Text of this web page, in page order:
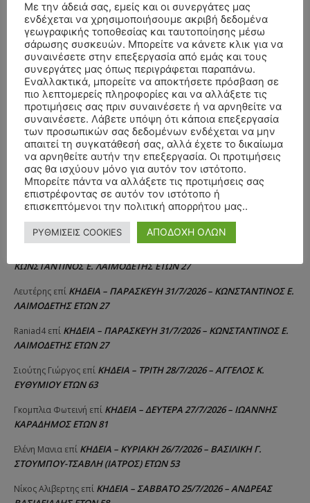
ΣΥΛΛΥΠΗΤΗΡΙΑ ΜΗΝΥΜΑΤΑ
ΠΑΝΑΓΙΩΤΗΣ IΩΑΚΕΙΜΙΔΗΣεπίΚΗΔΕΙΑ – ΔΕΥΤΕΡΑ 3/8/2026 –
ΣΠΥΡΙΔΟΥΛΑ Γ. ΣΕΪΤΑΝΙΔΟΥ ΕΤΩΝ 91
Αγγελική ΘωμουεπίΚΗΔΕΙΑ – ΔΕΥΤΕΡΑ 3/8/2026 – ΔΗΜΗΤΡΙΟΣ Σ.
ΤΣΙΛΙΚΗΣ ΕΤΩΝ 79
ΚΩΝΣΤΑΝΤΙΝΟΣ Ε. ΛΑΙΜΟΔΕΤΗΣ ΕΤΩΝ 27
Λευτέρης επί ΚΗΔΕΙΑ – ΠΑΡΑΣΚΕΥΗ 31/7/2026 – ΚΩΝΣΤΑΝΤΙΝΟΣ Ε.
ΛΑΙΜΟΔΕΤΗΣ ΕΤΩΝ 27
Raniad4 επί ΚΗΔΕΙΑ – ΠΑΡΑΣΚΕΥΗ 31/7/2026 – ΚΩΝΣΤΑΝΤΙΝΟΣ Ε.
ΛΑΙΜΟΔΕΤΗΣ ΕΤΩΝ 27
Σιούτης Γιώργος επί ΚΗΔΕΙΑ – ΤΡΙΤΗ 28/7/2026 – ΑΓΓΕΛΟΣ Κ.
ΕΥΘΥΜΙΟΥ ΕΤΩΝ 63
Γκομπλια Φωτεινή επί ΚΗΔΕΙΑ – ΔΕΥΤΕΡΑ 27/7/2026 – ΙΩΑΝΝΗΣ
ΚΑΡΑΔΗΜΟΣ ΕΤΩΝ 81
Ελένη Μανια επί ΚΗΔΕΙΑ – ΚΥΡΙΑΚΗ 26/7/2026 – ΒΑΣΙΛΙΚΗ Γ.
ΣΤΟΥΜΠΟΥ-ΤΣΑΒΛΗ (ΙΑΤΡΟΣ) ΕΤΩΝ 53
Νίκος Αλιβερτης επί ΚΗΔΕΙΑ – ΣΑΒΒΑΤΟ 25/7/2026 – ΑΝΔΡΕΑΣ
Με την άδειά σας, εμείς και οι συνεργάτες μας
ενδέχεται να χρησιμοποιήσουμε ακριβή δεδομένα
γεωγραφικής τοποθεσίας και ταυτοποίησης μέσω
σάρωσης συσκευών. Μπορείτε να κάνετε κλικ για να
συναινέσετε στην επεξεργασία από εμάς και τους
συνεργάτες μας όπως περιγράφεται παραπάνω.
Εναλλακτικά, μπορείτε να αποκτήσετε πρόσβαση σε
πιο λεπτομερείς πληροφορίες και να αλλάξετε τις
προτιμήσεις σας πριν συναινέσετε ή να αρνηθείτε να
συναινέσετε. Λάβετε υπόψη ότι κάποια επεξεργασία
των προσωπικών σας δεδομένων ενδέχεται να μην
απαιτεί τη συγκατάθεσή σας, αλλά έχετε το δικαίωμα
να αρνηθείτε αυτήν την επεξεργασία. Οι προτιμήσεις
σας θα ισχύουν μόνο για αυτόν τον ιστότοπο.
Μπορείτε πάντα να αλλάξετε τις προτιμήσεις σας
επιστρέφοντας σε αυτόν τον ιστότοπο ή
επισκεπτόμενοι την πολιτική απορρήτου μας..
ΡΥΘΜΙΣΕΙΣ COOKIES ΑΠΟΔΟΧΗ ΟΛΩΝ